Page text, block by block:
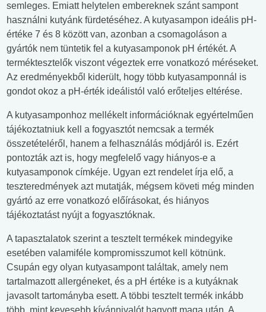
semleges. Emiatt helytelen embereknek szánt sampont
használni kutyánk fürdetéséhez. A kutyasampon ideális pH-
értéke 7 és 8 között van, azonban a csomagoláson a
gyártók nem tüntetik fel a kutyasamponok pH értékét. A
terméktesztelők viszont végeztek erre vonatkozó méréseket.
Az eredményekből kiderült, hogy több kutyasamponnál is
gondot okoz a pH-érték ideálistól való erőteljes eltérése.
A kutyasamponhoz mellékelt információknak egyértelműen
tájékoztatniuk kell a fogyasztót nemcsak a termék
összetételéről, hanem a felhasználás módjáról is. Ezért
pontozták azt is, hogy megfelelő vagy hiányos-e a
kutyasamponok címkéje. Ugyan ezt rendelet írja elő, a
teszteredmények azt mutatják, mégsem követi még minden
gyártó az erre vonatkozó előírásokat, és hiányos
tájékoztatást nyújt a fogyasztóknak.
A tapasztalatok szerint a tesztelt termékek mindegyike
esetében valamiféle kompromisszumot kell kötnünk.
Csupán egy olyan kutyasampont találtak, amely nem
tartalmazott allergéneket, és a pH értéke is a kutyáknak
javasolt tartományba esett. A többi tesztelt termék inkább